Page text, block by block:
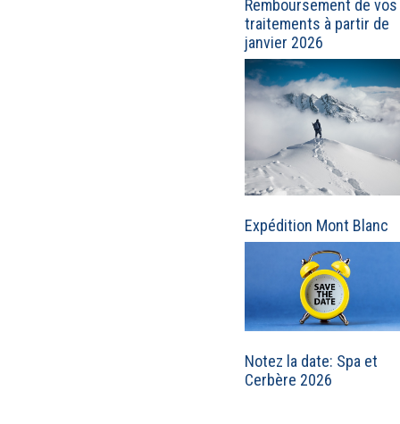
Remboursement de vos
traitements à partir de
janvier 2026
Expédition Mont Blanc
Notez la date: Spa et
Cerbère 2026